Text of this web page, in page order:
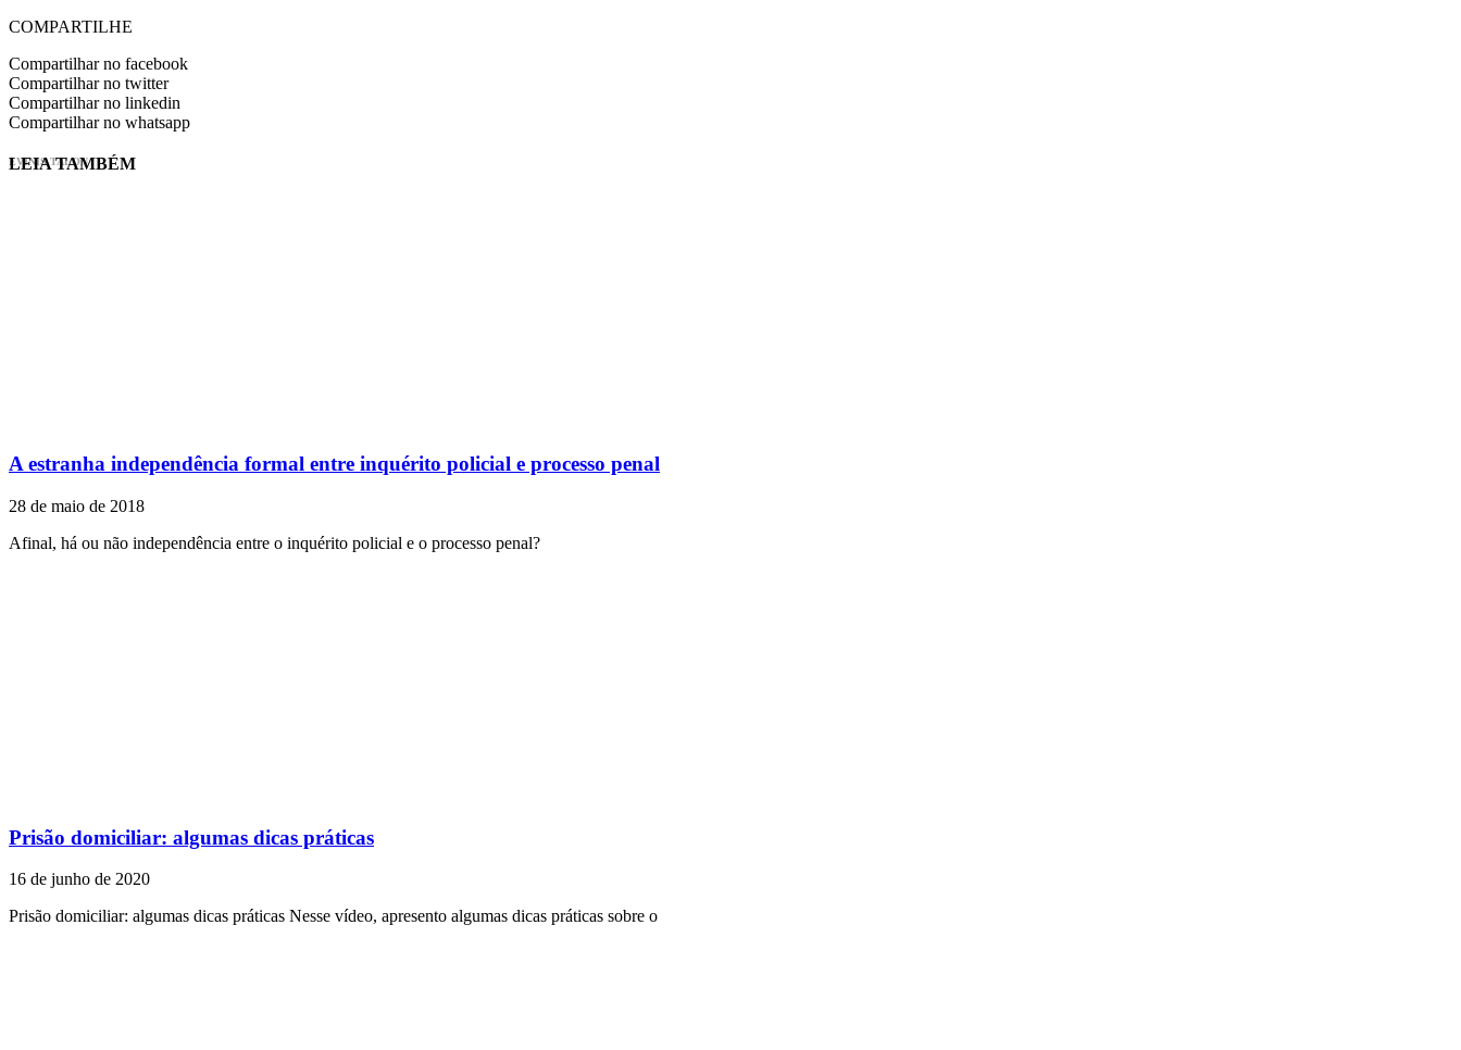
COMPARTILHE
Compartilhar no facebook
Compartilhar no twitter
Compartilhar no linkedin
Compartilhar no whatsapp
EVINIS TALON
LEIA TAMBÉM
A estranha independência formal entre inquérito policial e processo penal
28 de maio de 2018
Afinal, há ou não independência entre o inquérito policial e o processo penal?
Prisão domiciliar: algumas dicas práticas
16 de junho de 2020
Prisão domiciliar: algumas dicas práticas Nesse vídeo, apresento algumas dicas práticas sobre o